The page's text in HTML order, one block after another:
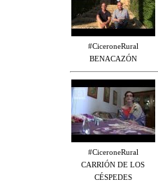
#CiceroneRural
BENACAZÓN
#CiceroneRural
CARRIÓN DE LOS
CÉSPEDES